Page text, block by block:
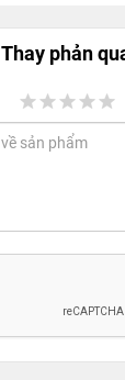
Thay phản